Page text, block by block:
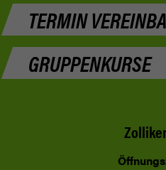
TERMIN
GRUPPENKURSE